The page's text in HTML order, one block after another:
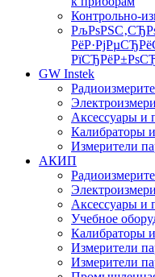
Контрольно-
GW Instek
Аксессуары и
Калибраторы
Измерители
АКИП
Аксессуары и
Учебное
Калибраторы
Измерители
Измерители